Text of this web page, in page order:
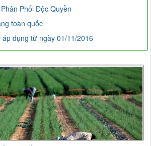
Phối Độc Quyền
toàn quốc
dụng từ ngày 01/11/2016